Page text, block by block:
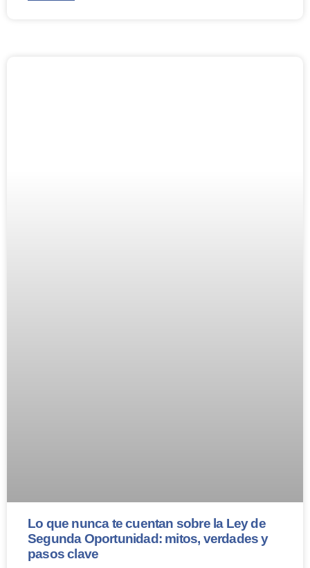
Lo que nunca te cuentan sobre la Ley de
Segunda Oportunidad: mitos, verdades y
pasos clave